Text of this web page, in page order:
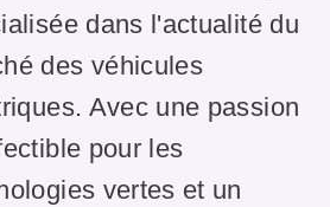
dans l'actualité du
des véhicules
Avec une passion
pour les
vertes et un